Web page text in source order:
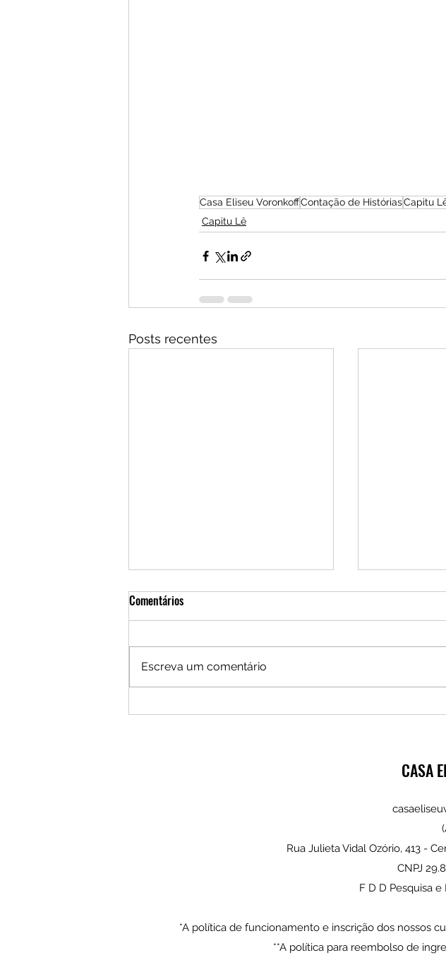
Casa Eliseu VoronkoffContação de HistóriasCapitu
Capitu Lê
Posts recentes
Capitu lê
O Velho, o
Comentários
Escreva um comentário
CASA
Rua Julieta Vidal Ozório, 413 -
CNPJ
F D D Pesquisa
*A política de funcionamento e inscrição dos nossos
**A política para reembolso de